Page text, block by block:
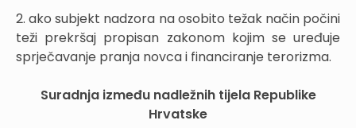
2. ako subjekt nadzora na osobito težak način počini
teži prekršaj propisan zakonom kojim se uređuje
sprječavanje pranja novca i financiranje terorizma.
Suradnja između nadležnih tijela Republike
Hrvatske